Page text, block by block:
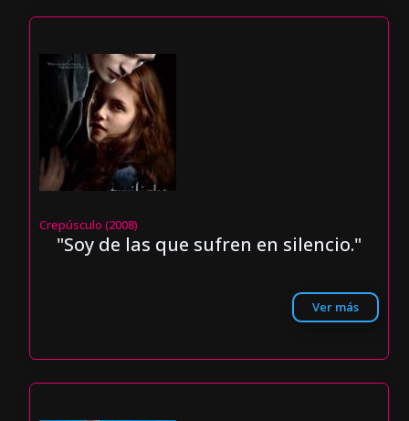
Crepúsculo (2008)
"Soy de las que sufren en silencio."
Ver más